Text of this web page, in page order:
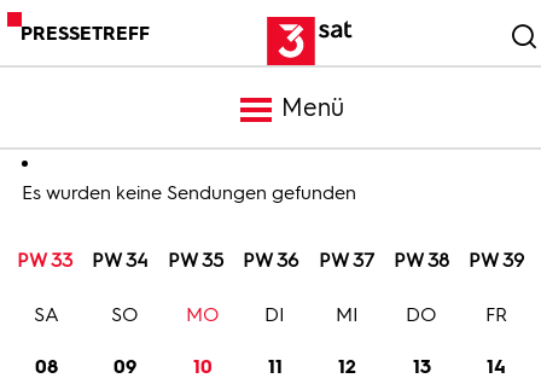
PRESSETREFF
Menü
Meldungen
Programm
Es wurden keine Sendungen gefunden
PW 33 PW 34 PW 35 PW 36 PW 37 PW 38 PW 39
08
SA
09
SO
10
MO
11
DI
12
MI
13
DO
14
FR